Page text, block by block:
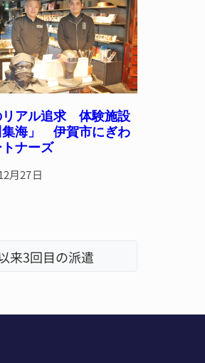
リアル追求 体験施設
集海」 伊賀市にぎわ
ナーズ
月27日
来3回目の派遣